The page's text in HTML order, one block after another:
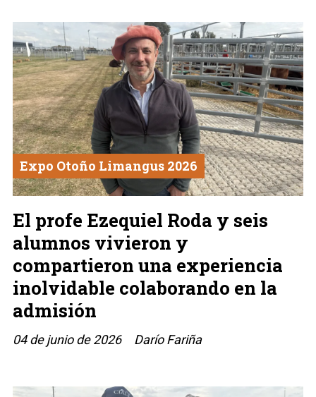
El profe Ezequiel Roda y seis
alumnos vivieron y
compartieron una experiencia
inolvidable colaborando en la
admisión
Darío Fariña
Expo Otoño Limangus 2026
04 de junio de 2026